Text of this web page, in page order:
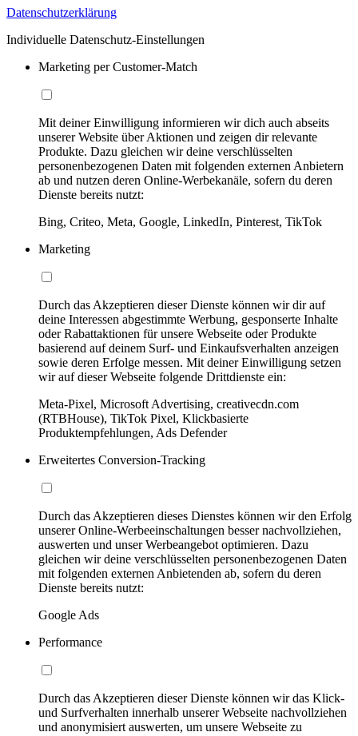
Datenschutzerklärung
Individuelle Datenschutz-Einstellungen
Marketing per Customer-Match
Mit deiner Einwilligung informieren wir dich auch abseits
unserer Website über Aktionen und zeigen dir relevante
Produkte. Dazu gleichen wir deine verschlüsselten
personenbezogenen Daten mit folgenden externen Anbietern
ab und nutzen deren Online-Werbekanäle, sofern du deren
Dienste bereits nutzt:
Bing, Criteo, Meta, Google, LinkedIn, Pinterest, TikTok
Marketing
Durch das Akzeptieren dieser Dienste können wir dir auf
deine Interessen abgestimmte Werbung, gesponserte Inhalte
oder Rabattaktionen für unsere Webseite oder Produkte
basierend auf deinem Surf- und Einkaufsverhalten anzeigen
sowie deren Erfolge messen. Mit deiner Einwilligung setzen
wir auf dieser Webseite folgende Drittdienste ein:
Meta-Pixel, Microsoft Advertising, creativecdn.com
(RTBHouse), TikTok Pixel, Klickbasierte
Produktempfehlungen, Ads Defender
Erweitertes Conversion-Tracking
Durch das Akzeptieren dieses Dienstes können wir den Erfolg
unserer Online-Werbeeinschaltungen besser nachvollziehen,
auswerten und unser Werbeangebot optimieren. Dazu
gleichen wir deine verschlüsselten personenbezogenen Daten
mit folgenden externen Anbietenden ab, sofern du deren
Dienste bereits nutzt:
Google Ads
Performance
Durch das Akzeptieren dieser Dienste können wir das Klick-
und Surfverhalten innerhalb unserer Webseite nachvollziehen
und anonymisiert auswerten, um unsere Webseite zu